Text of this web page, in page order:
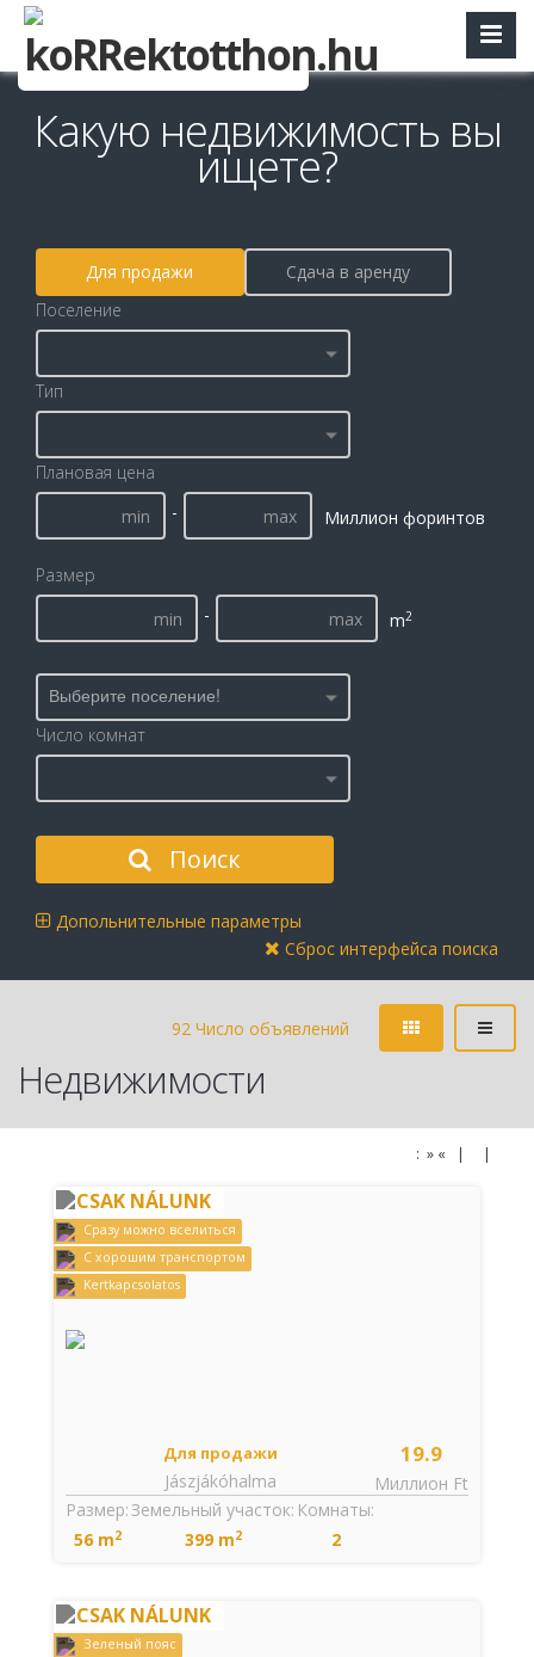
Какую недвижимость вы
ищете?
Для продажи
Сдача в аренду
Поселение
Тип
Плановая цена
-
Миллион форинтов
Размер
-
m2
Выберите поселение!
Число комнат
Поиск
Допольнительные параметры
Сброс интерфейса поиска
92 Число объявлений
Недвижимости
: » « | |
CSAK NÁLUNK
Cразу можно вселиться
С хорошим транспортом
Kertkapcsolatos
19.9
Миллион Ft
Для продажи
Jászjákóhalma
Комнаты:
2
Размер:
56 m2
Земельный участок:
399 m2
CSAK NÁLUNK
Зеленый пояс